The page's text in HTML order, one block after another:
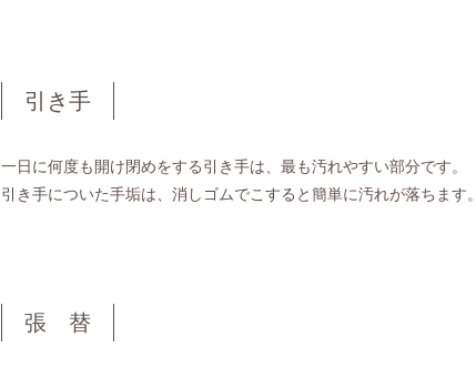
引き手
一日に何度も開け閉めをする引き手は、最も汚れやすい部分です。
引き手についた手垢は、消しゴムでこすると簡単に汚れが落ちます。
張 替